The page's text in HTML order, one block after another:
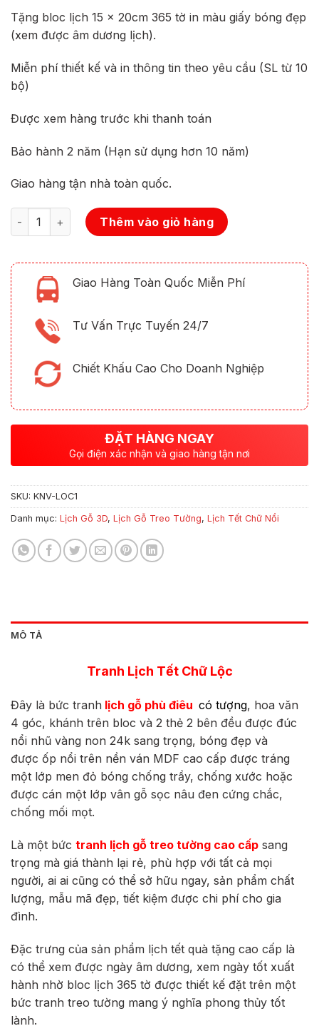
Tặng bloc lịch 15 x 20cm 365 tờ in màu giấy bóng đẹp
(xem được âm dương lịch).
Miễn phí thiết kế và in thông tin theo yêu cầu (SL từ 10
bộ)
Được xem hàng trước khi thanh toán
Bảo hành 2 năm (Hạn sử dụng hơn 10 năm)
Giao hàng tận nhà toàn quốc.
Số lượng Thêm vào giỏ hàng
Giao Hàng Toàn Quốc Miễn Phí
Tư Vấn Trực Tuyến 24/7
Chiết Khấu Cao Cho Doanh Nghiệp
ĐẶT HÀNG NGAY
Gọi điện xác nhận và giao hàng tận nơi
SKU: KNV-LOC1
Danh mục: Lịch Gỗ 3D, Lịch Gỗ Treo Tường, Lịch Tết Chữ Nổi
MÔ TẢ
Tranh Lịch Tết Chữ Lộc
Đây là bức tranh lịch gỗ phù điêu có tượng, hoa văn
4 góc, khánh trên bloc và 2 thẻ 2 bên đều được đúc
nổi nhũ vàng non 24k sang trọng, bóng đẹp và
được ốp nổi trên nền ván MDF cao cấp được tráng
một lớp men đỏ bóng chống trầy, chống xước hoặc
được cán một lớp vân gỗ sọc nâu đen cứng chắc,
chống mối mọt.
Là một bức tranh lịch gỗ treo tường cao cấp sang
trọng mà giá thành lại rẻ, phù hợp với tất cả mọi
người, ai ai cũng có thể sở hữu ngay, sản phẩm chất
lượng, mẫu mã đẹp, tiết kiệm được chi phí cho gia
đình.
Đặc trưng của sản phẩm lịch tết quà tặng cao cấp là
có thể xem được ngày âm dương, xem ngày tốt xuất
hành nhờ bloc lịch 365 tờ được thiết kế đặt trên một
bức tranh treo tường mang ý nghĩa phong thủy tốt
lành.